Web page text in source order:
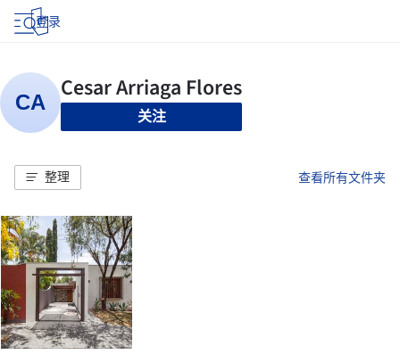
登录
关注
整理 查看所有文件夹